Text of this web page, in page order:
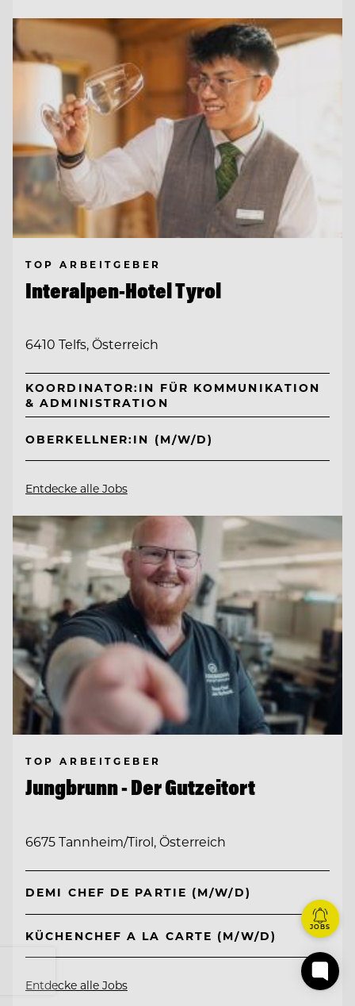
TOP ARBEITGEBER
Interalpen-Hotel Tyrol
6410 Telfs, Österreich
KOORDINATOR:IN FÜR KOMMUNIKATION
& ADMINISTRATION
OBERKELLNER:IN (M/W/D)
Entdecke alle Jobs
TOP ARBEITGEBER
Jungbrunn - Der Gutzeitort
6675 Tannheim/Tirol, Österreich
DEMI CHEF DE PARTIE (M/W/D)
KÜCHENCHEF A LA CARTE (M/W/D)
Entdecke alle Jobs
JOBS